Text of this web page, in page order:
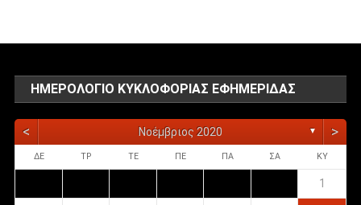
ΗΜΕΡΟΛΌΓΙΟ ΚΥΚΛΟΦΟΡΊΑΣ ΕΦΗΜΕΡΊΔΑΣ
< Νοέμβριος 2020 ▼ >
ΔΕ ΤΡ ΤΕ ΠΕ ΠΑ ΣΑ ΚΥ
1